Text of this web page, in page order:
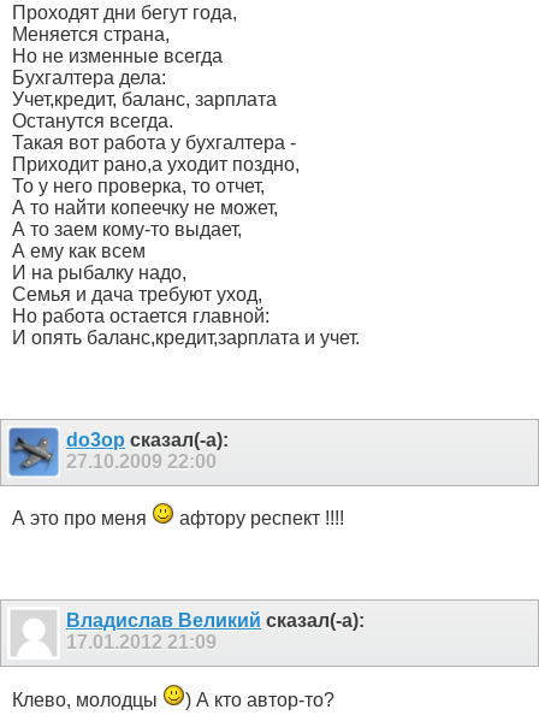
Проходят дни бегут года,
Меняется страна,
Но не изменные всегда
Бухгалтера дела:
Учет,кредит, баланс, зарплата
Останутся всегда.
Такая вот работа у бухгалтера -
Приходит рано,а уходит поздно,
То у него проверка, то отчет,
А то найти копеечку не может,
А то заем кому-то выдает,
А ему как всем
И на рыбалку надо,
Семья и дача требуют уход,
Но работа остается главной:
И опять баланс,кредит,зарплата и учет.
do3op сказал(-а):
27.10.2009 22:00
А это про меня афтору респект !!!!
Владислав Великий сказал(-а):
17.01.2012 21:09
Клево, молодцы ) А кто автор-то?